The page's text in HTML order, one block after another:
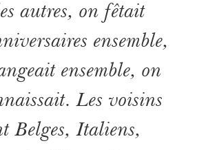
autres, on fêtait
ensemble,
ensemble, on
Les voisins
Belges, Italiens,